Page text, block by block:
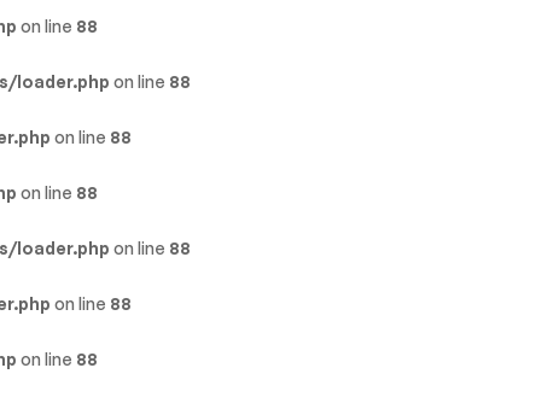
on line 88
loader.php on line 88
on line 88
on line 88
loader.php on line 88
on line 88
on line 88